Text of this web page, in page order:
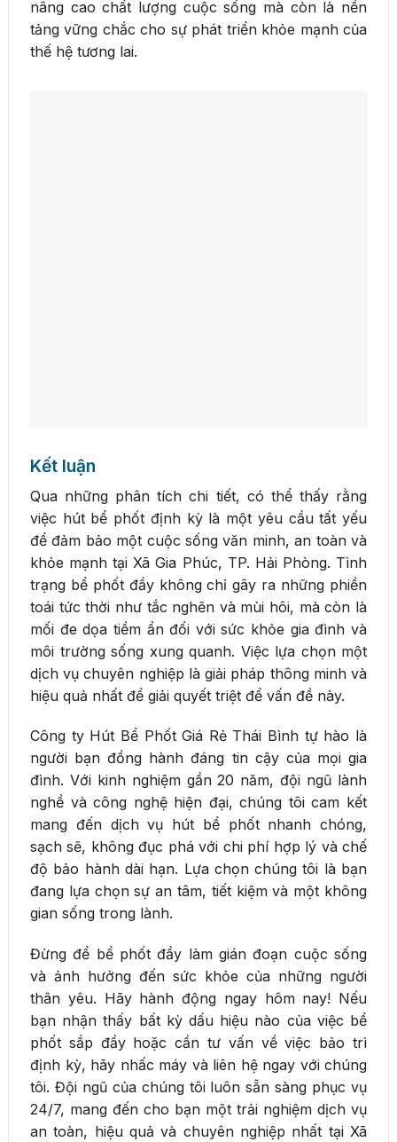
nâng cao chất lượng cuộc sống mà còn là nền
tảng vững chắc cho sự phát triển khỏe mạnh của
thế hệ tương lai.
Kết luận
Qua những phân tích chi tiết, có thể thấy rằng
việc hút bể phốt định kỳ là một yêu cầu tất yếu
để đảm bảo một cuộc sống văn minh, an toàn và
khỏe mạnh tại Xã Gia Phúc, TP. Hải Phòng. Tình
trạng bể phốt đầy không chỉ gây ra những phiền
toái tức thời như tắc nghẽn và mùi hôi, mà còn là
mối đe dọa tiềm ẩn đối với sức khỏe gia đình và
môi trường sống xung quanh. Việc lựa chọn một
dịch vụ chuyên nghiệp là giải pháp thông minh và
hiệu quả nhất để giải quyết triệt để vấn đề này.
Công ty Hút Bể Phốt Giá Rẻ Thái Bình tự hào là
người bạn đồng hành đáng tin cậy của mọi gia
đình. Với kinh nghiệm gần 20 năm, đội ngũ lành
nghề và công nghệ hiện đại, chúng tôi cam kết
mang đến dịch vụ hút bể phốt nhanh chóng,
sạch sẽ, không đục phá với chi phí hợp lý và chế
độ bảo hành dài hạn. Lựa chọn chúng tôi là bạn
đang lựa chọn sự an tâm, tiết kiệm và một không
gian sống trong lành.
Đừng để bể phốt đầy làm gián đoạn cuộc sống
và ảnh hưởng đến sức khỏe của những người
thân yêu. Hãy hành động ngay hôm nay! Nếu
bạn nhận thấy bất kỳ dấu hiệu nào của việc bể
phốt sắp đầy hoặc cần tư vấn về việc bảo trì
định kỳ, hãy nhấc máy và liên hệ ngay với chúng
tôi. Đội ngũ của chúng tôi luôn sẵn sàng phục vụ
24/7, mang đến cho bạn một trải nghiệm dịch vụ
an toàn, hiệu quả và chuyên nghiệp nhất tại Xã